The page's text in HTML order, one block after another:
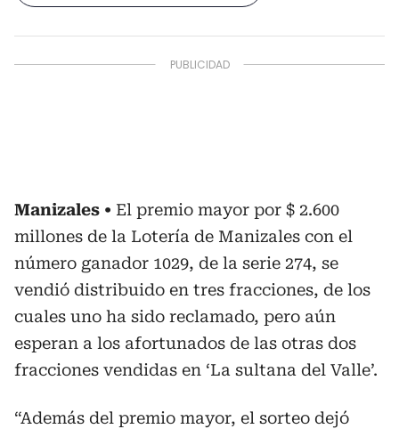
Manizales
El premio mayor por $ 2.600
millones de la Lotería de Manizales con el
número ganador 1029, de la serie 274, se
vendió distribuido en tres fracciones, de los
cuales uno ha sido reclamado, pero aún
esperan a los afortunados de las otras dos
fracciones vendidas en ‘La sultana del Valle’.
“Además del premio mayor, el sorteo dejó